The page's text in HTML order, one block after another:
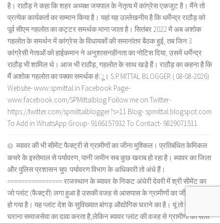
है। राठौड़ ने कहा कि शहर अध्यक्ष जयपाल के नेतृत्व में कांग्रेस एकजुट है। मैंने तो
प्रत्येक कार्यकर्ता का सम्मान किया है। यहां यह उल्लेखनीय है कि धर्मेन्द्र राठौड़ को
पूर्व सीएम गहलोत का कट्टर समर्थक माना जाता है। सितंबर 2022 में अब अशोक
गहलोत के समर्थन में कांग्रेस के विधायकों की समानांतर बैठक हुई, तब जिन 3
कांग्रेसी नेताओं को हाईकमान ने अनुशासनहीनता का नोटिस दिया, उसमें धर्मेन्द्र
राठौड़ भी शामिल थे। आज भी राठौड़, गहलोत के साथ खड़े हैं। राठौड़ का कहना है कि
मैं अशोक गहलोत का पक्का समर्थक हंू। S.P.MITTAL BLOGGER ( 08-08-2026)
Website- www.spmittal.in Facebook Page-
www.facebook.com/SPMittalblog Follow me on Twitter-
https://twitter.com/spmittalblogger?s=11 Blog- spmittal.blogspot.com
To Add in WhatsApp Group- 9166157932 To Contact- 9829071511
ब्यावर की भी सीमेंट फैक्ट्री से ग्रामीणों का जीना मुश्किल। प्रतिबंधित केमिकल
कचरे के इस्तेमाल से पर्यावरण, पानी जमीन सब कुछ खराब हो रहा है। ब्यावर का जिला
और पुलिस प्रशासन चुप: पर्यावरण विभाग के अधिकारी तो अंधे हैं।
================ राजस्थान के ब्यावर के निकट अंधेरी देवरी में श्री सीमेंट का
जो प्लांट (फैक्ट्री) लगा हुआ है उसकी वजह से आसपास के ग्रामीणों का जीना मुश्किल
हो गया है। यह प्लांट देश के सुविख्यात बांगड़ औद्योगिक घराने का है। यूं तो बांगड़
घराना समाजसेवा का दावा करता है,लेकिन ब्यावर प्लांट की वजह से ग्रामीणों को सांस